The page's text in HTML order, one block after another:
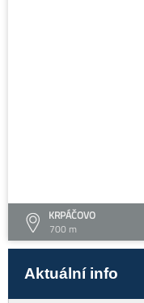
KRPÁČOVO
700 m
Aktuální info